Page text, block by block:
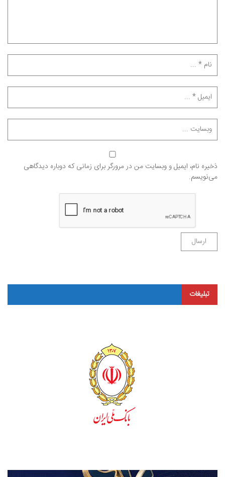
ذخیره نام، ایمیل و وبسایت من در مرورگر برای زمانی که دوباره دیدگاهی
می‌نویسم.
تبلیغات